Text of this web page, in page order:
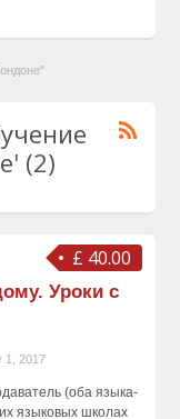
(2)
£ 40.00
Уроки с
1, 2017
(оба языка-
языковых школах